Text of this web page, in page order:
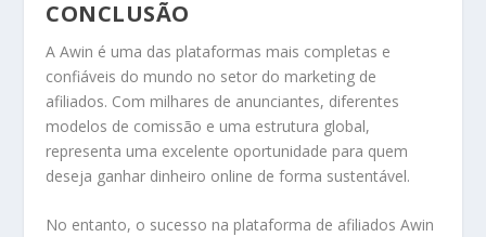
CONCLUSÃO
A Awin é uma das plataformas mais completas e
confiáveis do mundo no setor do marketing de
afiliados. Com milhares de anunciantes, diferentes
modelos de comissão e uma estrutura global,
representa uma excelente oportunidade para quem
deseja ganhar dinheiro online de forma sustentável.
No entanto, o sucesso na plataforma de afiliados Awin